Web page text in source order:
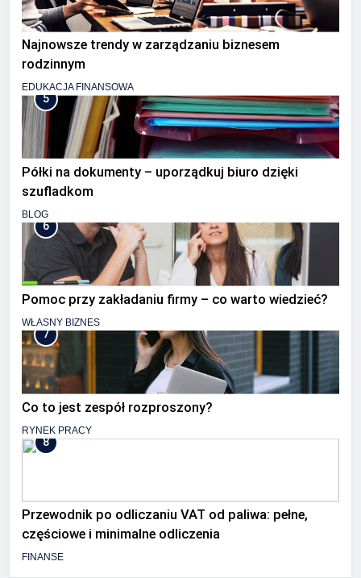
Najnowsze trendy w zarządzaniu biznesem
rodzinnym
EDUKACJA FINANSOWA
5
Półki na dokumenty – uporządkuj biuro dzięki
szufladkom
BLOG
6
Pomoc przy zakładaniu firmy – co warto wiedzieć?
WŁASNY BIZNES
7
Co to jest zespół rozproszony?
RYNEK PRACY
8
Przewodnik po odliczaniu VAT od paliwa: pełne,
częściowe i minimalne odliczenia
FINANSE